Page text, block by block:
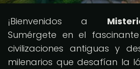
¡Bienvenidos a
Sumérgete en el
civilizaciones antiguas y
milenarios que desafían la